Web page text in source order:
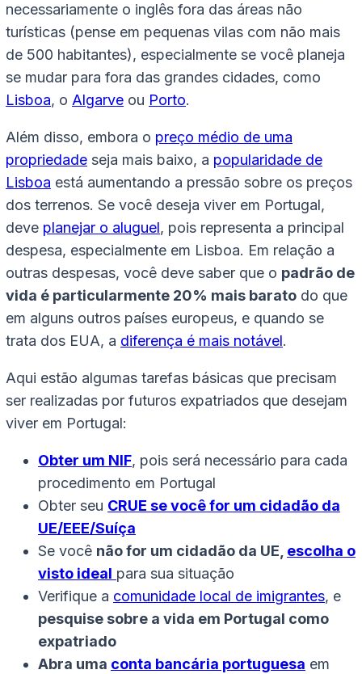
necessariamente o inglês fora das áreas não
turísticas (pense em pequenas vilas com não mais
de 500 habitantes), especialmente se você planeja
se mudar para fora das grandes cidades, como
Lisboa, o Algarve ou Porto.
Além disso, embora o preço médio de uma
propriedade seja mais baixo, a popularidade de
Lisboa está aumentando a pressão sobre os preços
dos terrenos. Se você deseja viver em Portugal,
deve planejar o aluguel, pois representa a principal
despesa, especialmente em Lisboa. Em relação a
outras despesas, você deve saber que o padrão de
vida é particularmente 20% mais barato do que
em alguns outros países europeus, e quando se
trata dos EUA, a diferença é mais notável.
Aqui estão algumas tarefas básicas que precisam
ser realizadas por futuros expatriados que desejam
viver em Portugal:
Obter um NIF, pois será necessário para cada
procedimento em Portugal
Obter seu CRUE se você for um cidadão da
UE/EEE/Suíça
Se você não for um cidadão da UE, escolha o
visto ideal para sua situação
Verifique a comunidade local de imigrantes, e
pesquise sobre a vida em Portugal como
expatriado
Abra uma conta bancária portuguesa em